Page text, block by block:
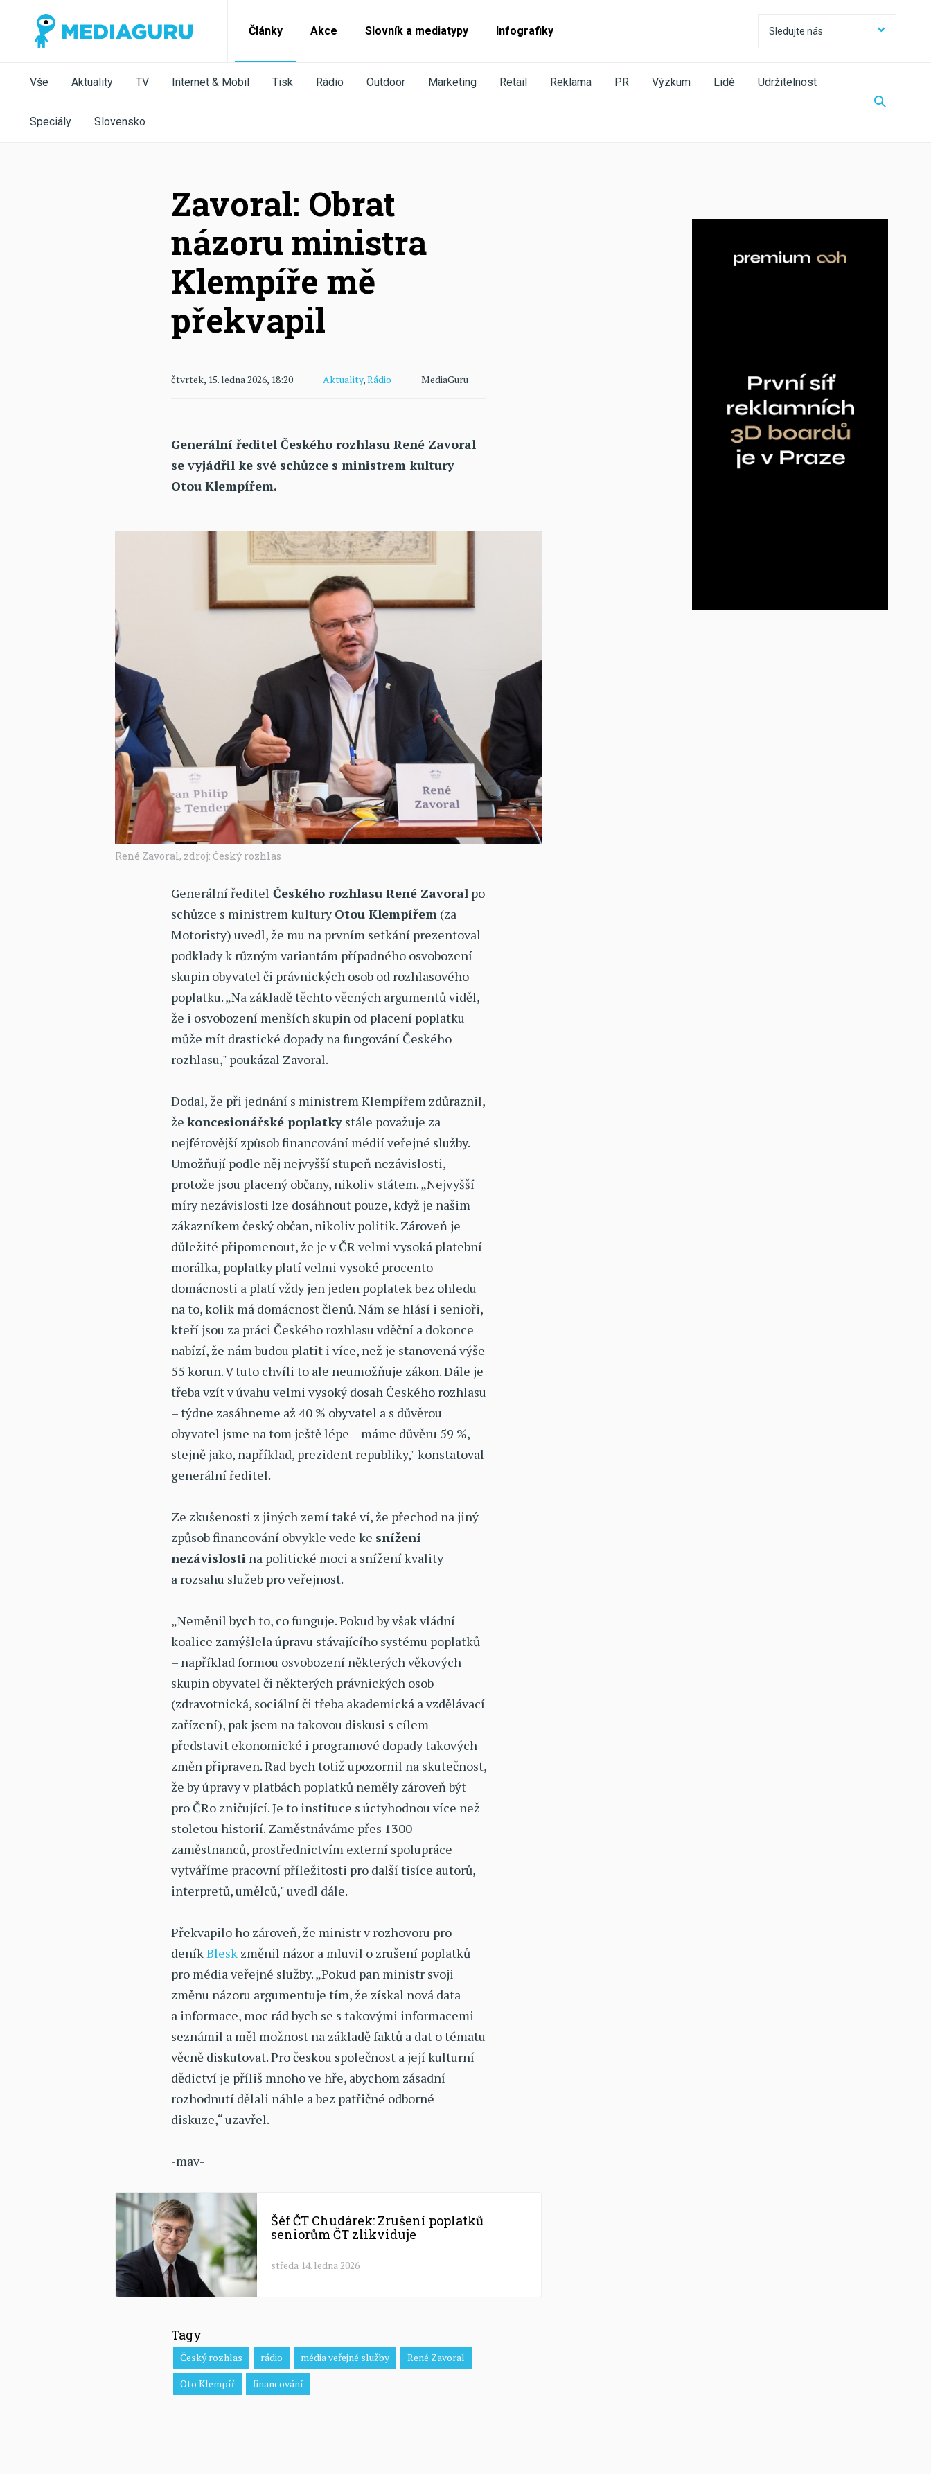
Články Akce Slovník a mediatypy Infografiky Sledujte nás
Sledujte nás
Twitter
Vše Aktuality TV Internet & Mobil Tisk Rádio Outdoor Marketing Retail Reklama PR Výzkum Lidé Udržitelnost
Speciály Slovensko
Zavoral: Obrat
názoru ministra
Klempíře mě
překvapil
čtvrtek, 15. ledna 2026, 18:20 Aktuality,Rádio MediaGuru
Generální ředitel Českého rozhlasu René Zavoral
se vyjádřil ke své schůzce s ministrem kultury
Otou Klempířem.
René Zavoral, zdroj: Český rozhlas
Generální ředitel Českého rozhlasu René Zavoralpo
schůzce s ministrem kulturyOtou Klempířem(za
Motoristy) uvedl, že mu na prvním setkání prezentoval
podklady k různým variantám případného osvobození
skupin obyvatel či právnických osob od rozhlasového
poplatku. „Na základě těchto věcných argumentů viděl,
že i osvobození menších skupin od placení poplatku
může mít drastické dopady na fungování Českého
rozhlasu," poukázal Zavoral.
Dodal, že při jednání s ministrem Klempířem zdůraznil,
že koncesionářské poplatkystále považuje za
nejférovější způsob financování médií veřejné služby.
Umožňují podle něj nejvyšší stupeň nezávislosti,
protože jsou placený občany, nikoliv státem. „Nejvyšší
míry nezávislosti lze dosáhnout pouze, když je našim
zákazníkem český občan, nikoliv politik. Zároveň je
důležité připomenout, že je v ČR velmi vysoká platební
morálka, poplatky platí velmi vysoké procento
domácnosti a platí vždy jen jeden poplatek bez ohledu
na to, kolik má domácnost členů. Nám se hlásí i senioři,
kteří jsou za práci Českého rozhlasu vděční a dokonce
nabízí, že nám budou platit i více, než je stanovená výše
55 korun. V tuto chvíli to ale neumožňuje zákon. Dále je
třeba vzít v úvahu velmi vysoký dosah Českého rozhlasu
– týdne zasáhneme až 40 % obyvatel a s důvěrou
obyvatel jsme na tom ještě lépe – máme důvěru 59 %,
stejně jako, například, prezident republiky," konstatoval
generální ředitel.
Ze zkušenosti z jiných zemí také ví, že přechod na jiný
způsob financování obvykle vede ke snížení
nezávislostina politické moci a snížení kvality
a rozsahu služeb pro veřejnost.
„Neměnil bych to, co funguje. Pokud by však vládní
koalice zamýšlela úpravu stávajícího systému poplatků
– například formou osvobození některých věkových
skupin obyvatel či některých právnických osob
(zdravotnická, sociální či třeba akademická a vzdělávací
zařízení), pak jsem na takovou diskusi s cílem
představit ekonomické i programové dopady takových
změn připraven. Rad bych totiž upozornil na skutečnost,
že by úpravy v platbách poplatků neměly zároveň být
pro ČRo zničující. Je to instituce s úctyhodnou více než
stoletou historií. Zaměstnáváme přes 1300
zaměstnanců, prostřednictvím externí spolupráce
vytváříme pracovní příležitosti pro další tisíce autorů,
interpretů, umělců," uvedl dále.
Překvapilo ho zároveň, že ministr v rozhovoru pro
deníkBleskzměnil názor a mluvil o zrušení poplatků
pro média veřejné služby. „Pokud pan ministr svoji
změnu názoru argumentuje tím, že získal nová data
a informace, moc rád bych se s takovými informacemi
seznámil a měl možnost na základě faktů a dat o tématu
věcně diskutovat. Pro českou společnost a její kulturní
dědictví je příliš mnoho ve hře, abychom zásadní
rozhodnutí dělali náhle a bez patřičné odborné
diskuze,“ uzavřel.
-mav-
Šéf ČT Chudárek: Zrušení poplatků
seniorům ČT zlikviduje
středa 14. ledna 2026
Tagy
Český rozhlas rádio média veřejné služby
René Zavoral
Oto Klempíř
financování